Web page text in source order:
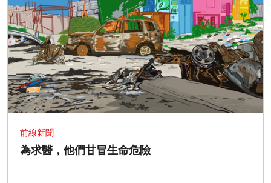
前線新聞
為求醫，他們甘冒生命危險